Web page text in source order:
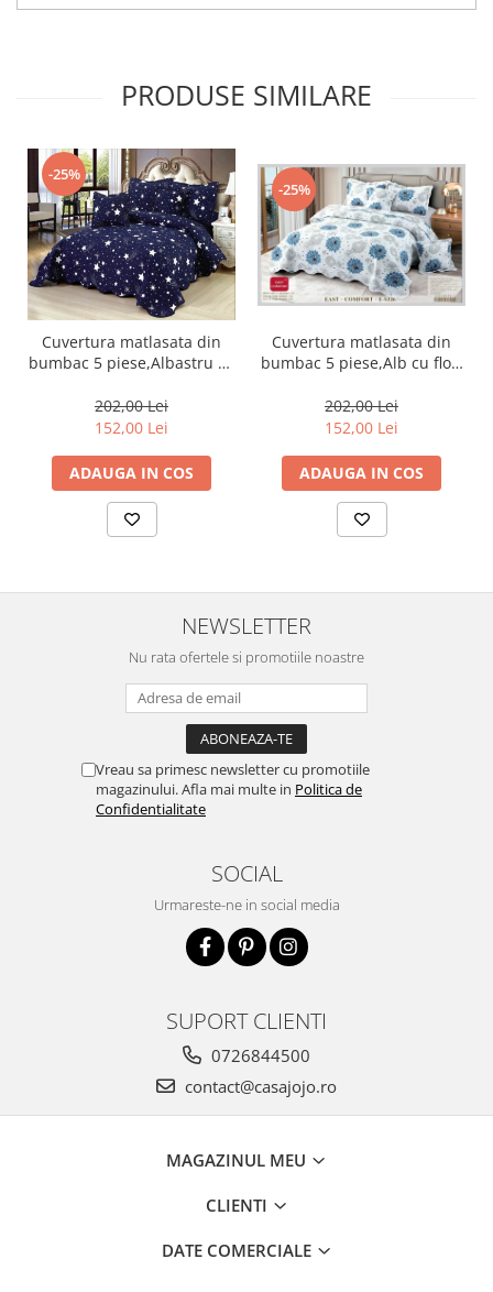
PRODUSE SIMILARE
-25%
Cuvertura matlasata din
bumbac 5 piese,Albastru cu
202,00 Lei
152,00 Lei
ADAUGA IN COS
-25%
Cuvertura matlasata din
bumbac 5 piese,Alb cu flori
202,00 Lei
152,00 Lei
ADAUGA IN COS
NEWSLETTER
Nu rata ofertele si promotiile noastre
Vreau sa primesc newsletter cu promotiile
magazinului. Afla mai multe in Politica de
Confidentialitate
SOCIAL
Urmareste-ne in social media
SUPORT CLIENTI
0726844500
contact@casajojo.ro
MAGAZINUL MEU
CLIENTI
DATE COMERCIALE